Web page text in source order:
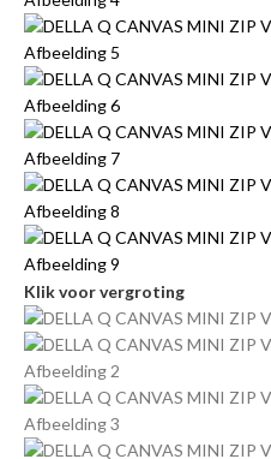
Klik voor vergroting